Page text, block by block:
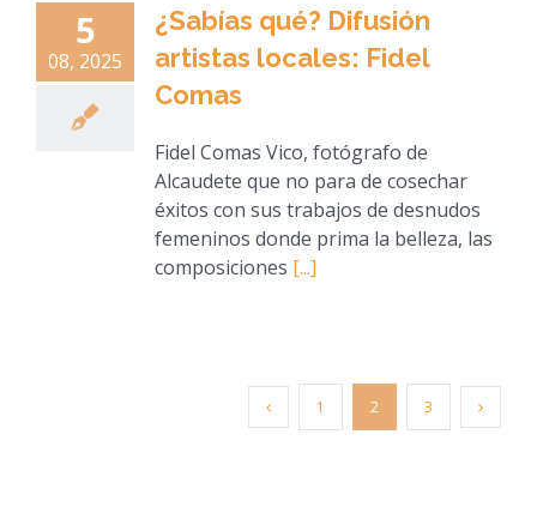
5
08, 2025
¿Sabías qué? Difusión
artistas locales: Fidel
Comas
Fidel Comas Vico, fotógrafo de
Alcaudete que no para de cosechar
éxitos con sus trabajos de desnudos
femeninos donde prima la belleza, las
composiciones [...]
1 2 3